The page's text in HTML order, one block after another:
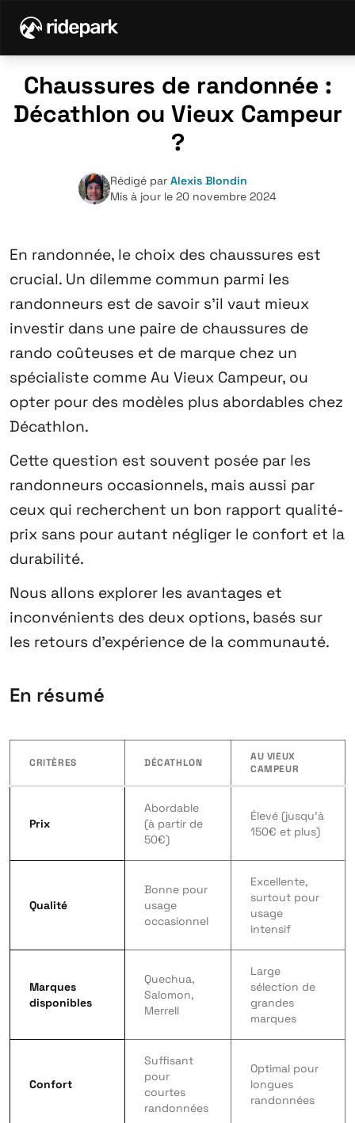
Chaussures de randonnée :
Décathlon ou Vieux Campeur
?
Rédigé par Alexis Blondin
Mis à jour le 20 novembre 2024
En randonnée, le choix des chaussures est
crucial. Un dilemme commun parmi les
randonneurs est de savoir s’il vaut mieux
investir dans une paire de chaussures de
rando coûteuses et de marque chez un
spécialiste comme Au Vieux Campeur, ou
opter pour des modèles plus abordables chez
Décathlon.
Cette question est souvent posée par les
randonneurs occasionnels, mais aussi par
ceux qui recherchent un bon rapport qualité-
prix sans pour autant négliger le confort et la
durabilité.
Nous allons explorer les avantages et
inconvénients des deux options, basés sur
les retours d’expérience de la communauté.
En résumé
CRITÈRES DÉCATHLON
AU VIEUX
CAMPEUR
Prix
Abordable
(à partir de
50€)
Élevé (jusqu’à
150€ et plus)
Qualité
Bonne pour
usage
occasionnel
Excellente,
surtout pour
usage
intensif
Marques
disponibles
Quechua,
Salomon,
Merrell
Large
sélection de
grandes
marques
Confort
Suffisant
pour
courtes
randonnées
Optimal pour
longues
randonnées